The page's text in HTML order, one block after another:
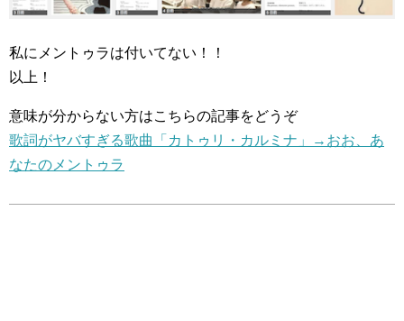
私にメントゥラは付いてない！！
以上！
意味が分からない方はこちらの記事をどうぞ
歌詞がヤバすぎる歌曲「カトゥリ・カルミナ」→おお、あ
なたのメントゥラ